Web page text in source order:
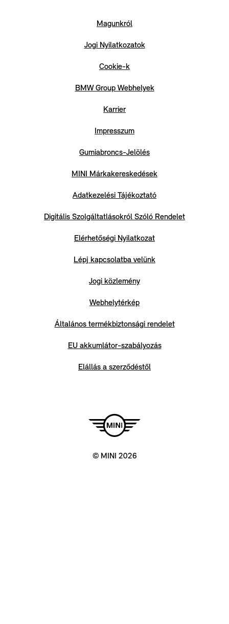
Magunkról
Jogi Nyilatkozatok
Cookie-k
BMW Group Webhelyek
Karrier
Impresszum
Gumiabroncs-Jelölés
MINI Márkakereskedések
Adatkezelési Tájékoztató
Digitális Szolgáltatlásokról Szóló Rendelet
Elérhetőségi Nyilatkozat
Lépj kapcsolatba velünk
Jogi közlemény
Webhelytérkép
Általános termékbiztonsági rendelet
EU akkumlátor-szabályozás
Elállás a szerződéstől
© MINI 2026